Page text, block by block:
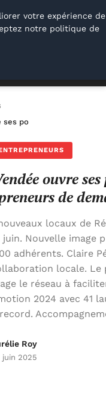
ses portes et façonne
ouvre
de
locaux de
juin. Nouvelle image
adhérents. Claire
locale. Le
le réseau à
2024 avec 41
Roy
juin 2025
votre expérience de
notre politique de